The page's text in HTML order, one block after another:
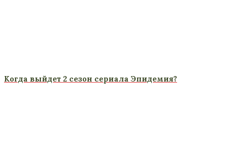
Когда выйдет 2 сезон сериала Эпидемия?